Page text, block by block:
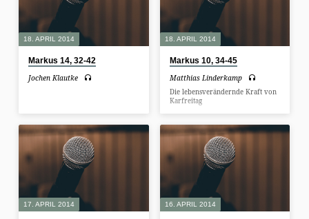
18. APRIL 2014
Markus 14, 32-42
Jochen Klautke
18. APRIL 2014
Markus 10, 34-45
Matthias Linderkamp
Die lebensverändernde Kraft von
Karfreitag
17. APRIL 2014 16. APRIL 2014